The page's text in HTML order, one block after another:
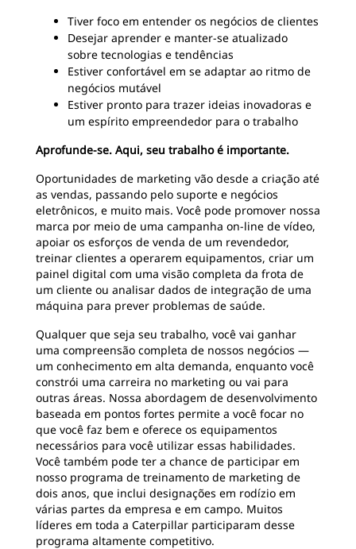
Tiver foco em entender os negócios de clientes
Desejar aprender e manter-se atualizado
sobre tecnologias e tendências
Estiver confortável em se adaptar ao ritmo de
negócios mutável
Estiver pronto para trazer ideias inovadoras e
um espírito empreendedor para o trabalho
Aprofunde-se. Aqui, seu trabalho é importante.
Oportunidades de marketing vão desde a criação até
as vendas, passando pelo suporte e negócios
eletrônicos, e muito mais. Você pode promover nossa
marca por meio de uma campanha on-line de vídeo,
apoiar os esforços de venda de um revendedor,
treinar clientes a operarem equipamentos, criar um
painel digital com uma visão completa da frota de
um cliente ou analisar dados de integração de uma
máquina para prever problemas de saúde.
Qualquer que seja seu trabalho, você vai ganhar
uma compreensão completa de nossos negócios —
um conhecimento em alta demanda, enquanto você
constrói uma carreira no marketing ou vai para
outras áreas. Nossa abordagem de desenvolvimento
baseada em pontos fortes permite a você focar no
que você faz bem e oferece os equipamentos
necessários para você utilizar essas habilidades.
Você também pode ter a chance de participar em
nosso programa de treinamento de marketing de
dois anos, que inclui designações em rodízio em
várias partes da empresa e em campo. Muitos
líderes em toda a Caterpillar participaram desse
programa altamente competitivo.